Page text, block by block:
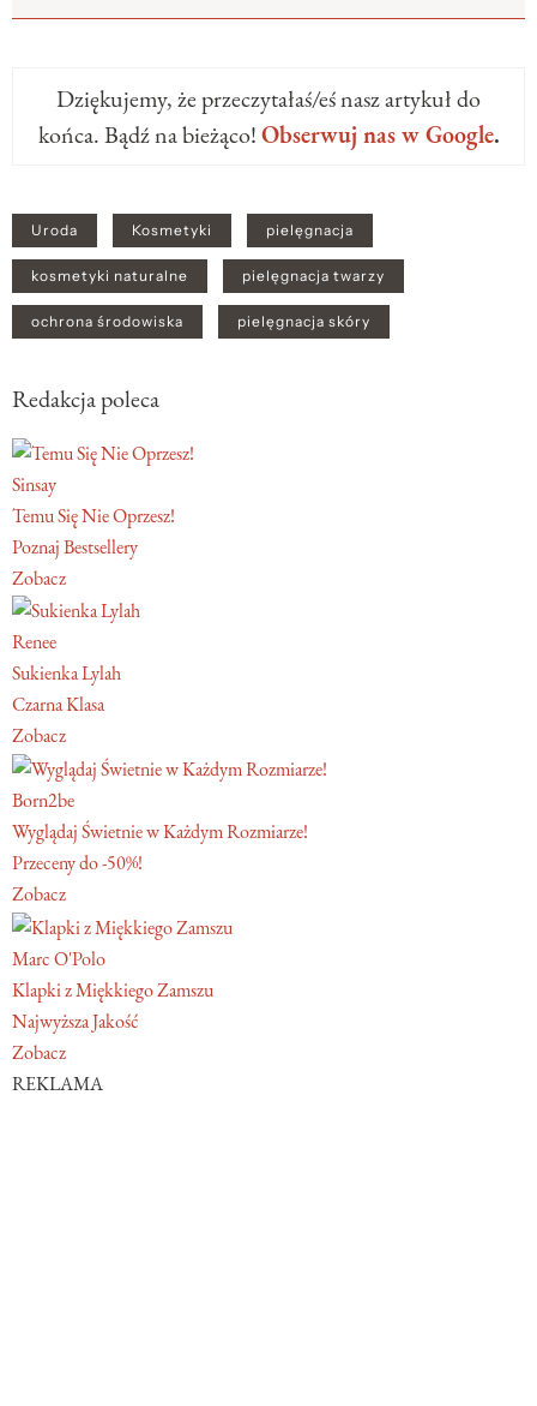
Dziękujemy, że przeczytałaś/eś nasz artykuł do
końca. Bądź na bieżąco!Obserwuj nas w Google.
Uroda Kosmetyki pielęgnacja
kosmetyki naturalne pielęgnacja twarzy
ochrona środowiska pielęgnacja skóry
Redakcja poleca
Sinsay
Temu Się Nie Oprzesz!
Poznaj Bestsellery
Zobacz
Renee
Sukienka Lylah
Czarna Klasa
Zobacz
Born2be
Wyglądaj Świetnie w Każdym Rozmiarze!
Przeceny do -50%!
Zobacz
Marc O'Polo
Klapki z Miękkiego Zamszu
Najwyższa Jakość
Zobacz
REKLAMA